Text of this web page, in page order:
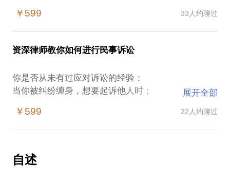
5、开放加盟会不会有法律上的坑？
有丰富的诉讼执业经验。从事律师行业以来，通过多
牌到退出全流程，为企业提供全面的法律服务，助力
企业发展，规避发展过程中的法律风险。
【在行郑重提示】：此话题内容仅为该行家在法律领
您通过正式途径签订相关的律师代理合同、顾问合同
或其他形式的聘用合同。本话题内容及行家观点不代
部分损失，但房东很强势；
资，使公司发展陷入停滞；
3.项目工期紧，因为项目工程款未到位，乙方以此为
起，会给甲方项目带来巨大损失，谈判又谈不下来；
4.想离婚，与对方谈财产分割和子女抚养却怎么也谈
不下来，只好起诉到法院，但时间遥遥无期。
为诉讼周期长，采用诉讼手段会花费高昂的时间成
￥599 33人约聊过
资深律师教你如何进行民事诉讼
你是否从未有过应对诉讼的经验：
当你被纠纷缠身，想要起诉他人时；
当你认为稳赢的案件却出乎意料的输了时；
作为一个有多年法官经验的律师，李泽芳律师在民间
展开全部
￥599 22人约聊过
自述